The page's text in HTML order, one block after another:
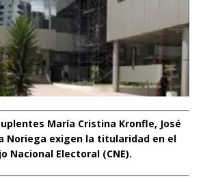
María Cristina Kronfle, José
Noriega exigen la titularidad en el
Nacional Electoral (CNE).